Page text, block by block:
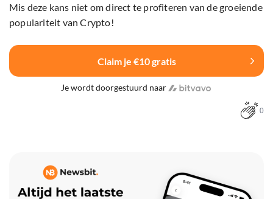
Mis deze kans niet om direct te profiteren van de groeiende
populariteit van Crypto!
Claim je €10 gratis
Je wordt doorgestuurd naar
0